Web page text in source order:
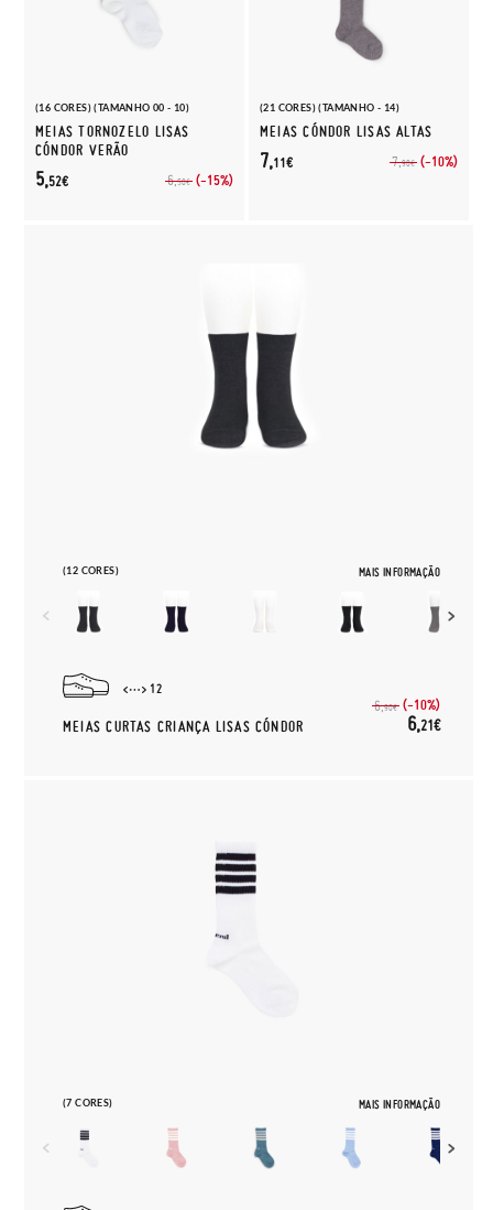
(16 CORES) (TAMANHO 00 - 10)
MEIAS TORNOZELO LISAS
CÓNDOR VERÃO
6,50€ (-15%)
5,52€
(21 CORES) (TAMANHO - 14)
MEIAS CÓNDOR LISAS ALTAS
7,90€ (-10%)
7,11€
(12 CORES) MAIS INFORMAÇÃO
12
MEIAS CURTAS CRIANÇA LISAS CÓNDOR
6,90€ (-10%)
6,21€
(7 CORES) MAIS INFORMAÇÃO